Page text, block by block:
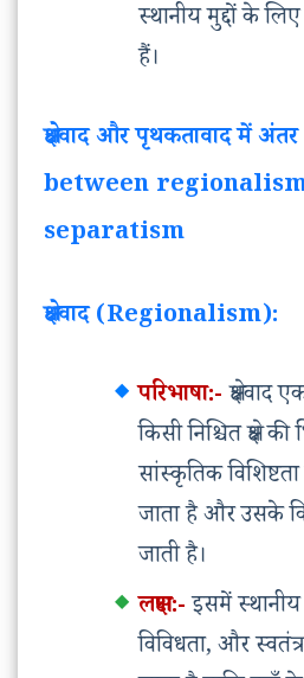
स्थानीय मुद्दों के
हैं।
क्षेत्रवाद और पृथकतावाद में
between
separatism
क्षेत्रवाद (Regionalism):
परिभाषा:-
किसी निश्चित क्षेत्र
सांस्कृतिक
जाता है और उसके
जाती है।
लक्षण:-इसमें
विविधता, और